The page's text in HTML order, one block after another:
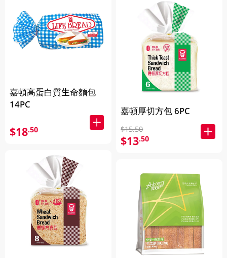
嘉頓高蛋白質生命麵包
14PC
$18.50
嘉頓厚切方包 6PC
$15.50
$13.50